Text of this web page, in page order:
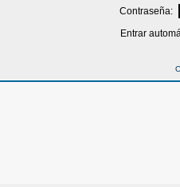
Contraseña:
Entrar